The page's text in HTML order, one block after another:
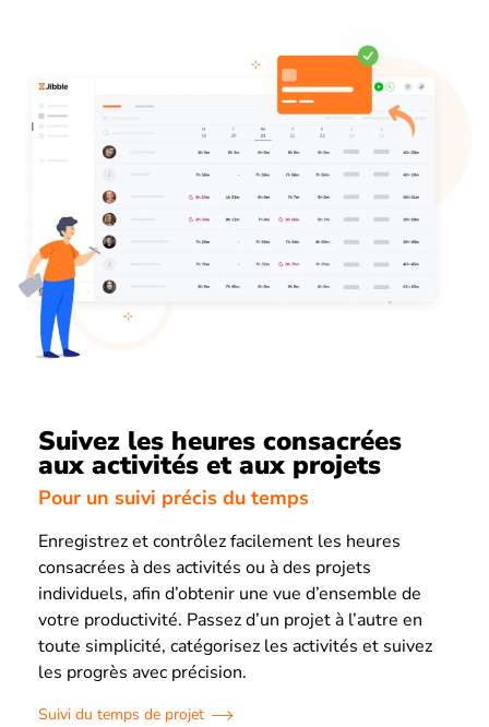
Suivez les heures consacrées
aux activités et aux projets
Pour un suivi précis du temps
Enregistrez et contrôlez facilement les heures
consacrées à des activités ou à des projets
individuels, afin d’obtenir une vue d’ensemble de
votre productivité. Passez d’un projet à l’autre en
toute simplicité, catégorisez les activités et suivez
les progrès avec précision.
Suivi du temps de projet